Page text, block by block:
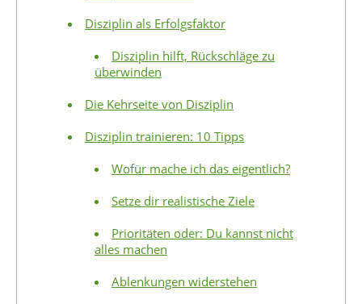
Disziplin als Erfolgsfaktor
Disziplin hilft, Rückschläge zu
überwinden
Die Kehrseite von Disziplin
Disziplin trainieren: 10 Tipps
Wofür mache ich das eigentlich?
Setze dir realistische Ziele
Prioritäten oder: Du kannst nicht
alles machen
Ablenkungen widerstehen